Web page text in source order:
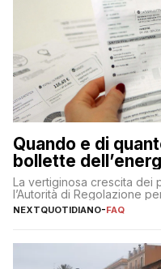
Quando e di
bollette
La vertiginosa crescita dei
l’Autorità di Regolazione
NEXTQUOTIDIANO-FAQ